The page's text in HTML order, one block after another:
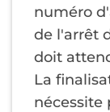
numéro
de l'arrêt
doit
La
nécessite